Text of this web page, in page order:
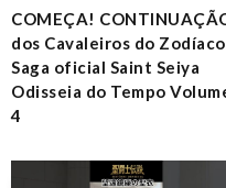
COMEÇA!
dos Cavaleiros do
Saga oficial Saint Seiya
Odisseia do Tempo
4